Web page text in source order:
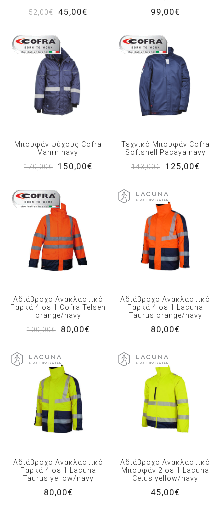
52,00€
45,00€ 99,00€
Μπουφάν ψύχους Cofra
Vahrn navy
170,00€
150,00€
Τεχνικό Μπουφάν Cofra
Softshell Pacaya navy
143,00€
125,00€
Αδιάβροχο Ανακλαστικό
Παρκά 4 σε 1 Cofra Telsen
orange/navy
100,00€
80,00€
Αδιάβροχο Ανακλαστικό
Παρκά 4 σε 1 Lacuna
Taurus orange/navy
80,00€
Αδιάβροχο Ανακλαστικό
Παρκά 4 σε 1 Lacuna
Taurus yellow/navy
80,00€
Αδιάβροχο Ανακλαστικό
Μπουφάν 2 σε 1 Lacuna
Cetus yellow/navy
45,00€